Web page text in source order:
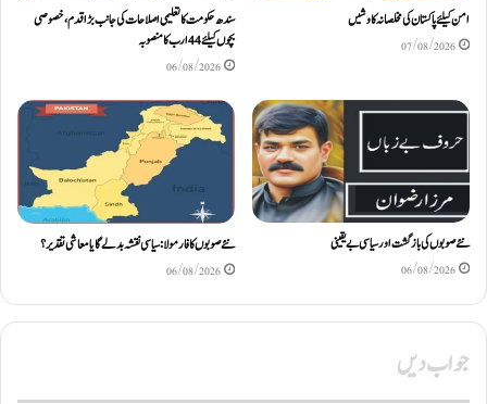
امن کیلئے پاکستان کی مخلصانہ کاوشیں
07/08/2026
سندھ حکومت کا تعلیمی اصلاحات کی جانب بڑا قدم، خصوصی
بچوں کیلئے44 ارب کا منصوبہ
06/08/2026
نئے صوبوں کی بازگشت اور سیاسی بے یقینی
06/08/2026
نئے صوبوں کا فارمولا: سیاسی نقشہ بدلے گا یا معاشی تقدیر؟
06/08/2026
جواب دیں